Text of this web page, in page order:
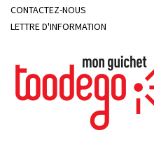
CONTACTEZ-NOUS
LETTRE D'INFORMATION